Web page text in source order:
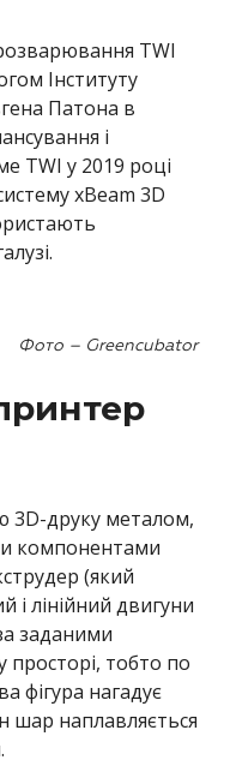
TWI
Інституту
Патона в
і
TWI у 2019 році
xBeam 3D
Фото – Greencubator
3D-друку металом,
компонентами
(який
і лінійний двигуни
заданими
тобто по
фігура нагадує
шар наплавляється